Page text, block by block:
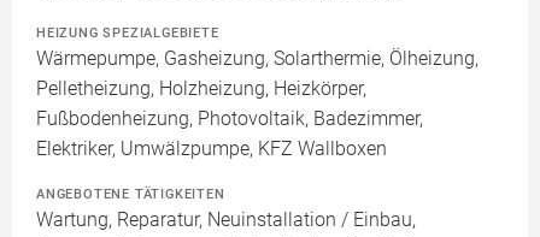
HEIZUNG SPEZIALGEBIETE
Wärmepumpe, Gasheizung, Solarthermie, Ölheizung,
Pelletheizung, Holzheizung, Heizkörper,
Fußbodenheizung, Photovoltaik, Badezimmer,
Elektriker, Umwälzpumpe, KFZ Wallboxen
ANGEBOTENE TÄTIGKEITEN
Wartung, Reparatur, Neuinstallation / Einbau,